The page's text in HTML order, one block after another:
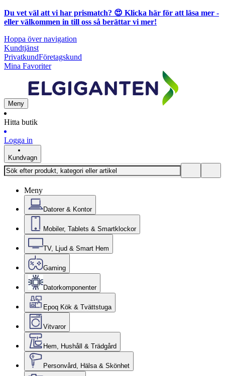
Du vet väl att vi har prismatch? 😍 Klicka här för att läsa mer -
eller välkommen in till oss så berättar vi mer!
Hoppa över navigation
Kundtjänst
PrivatkundFöretagskund
Mina Favoriter
Meny
Hitta butik
Logga in
Kundvagn
Meny
Datorer & Kontor
Mobiler, Tablets & Smartklockor
TV, Ljud & Smart Hem
Gaming
Datorkomponenter
Epoq Kök & Tvättstuga
Vitvaror
Hem, Hushåll & Trädgård
Personvård, Hälsa & Skönhet